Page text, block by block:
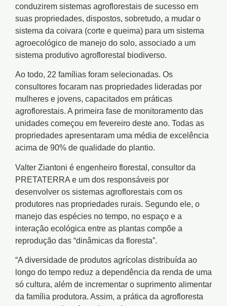
conduzirem sistemas agroflorestais de sucesso em
suas propriedades, dispostos, sobretudo, a mudar o
sistema da coivara (corte e queima) para um sistema
agroecológico de manejo do solo, associado a um
sistema produtivo agroflorestal biodiverso.
Ao todo, 22 famílias foram selecionadas. Os
consultores focaram nas propriedades lideradas por
mulheres e jovens, capacitados em práticas
agroflorestais. A primeira fase de monitoramento das
unidades começou em fevereiro deste ano. Todas as
propriedades apresentaram uma média de excelência
acima de 90% de qualidade do plantio.
Valter Ziantoni é engenheiro florestal, consultor da
PRETATERRA e um dos responsáveis por
desenvolver os sistemas agroflorestais com os
produtores nas propriedades rurais. Segundo ele, o
manejo das espécies no tempo, no espaço e a
interação ecológica entre as plantas compõe a
reprodução das “dinâmicas da floresta”.
“A diversidade de produtos agrícolas distribuída ao
longo do tempo reduz a dependência da renda de uma
só cultura, além de incrementar o suprimento alimentar
da família produtora. Assim, a prática da agrofloresta